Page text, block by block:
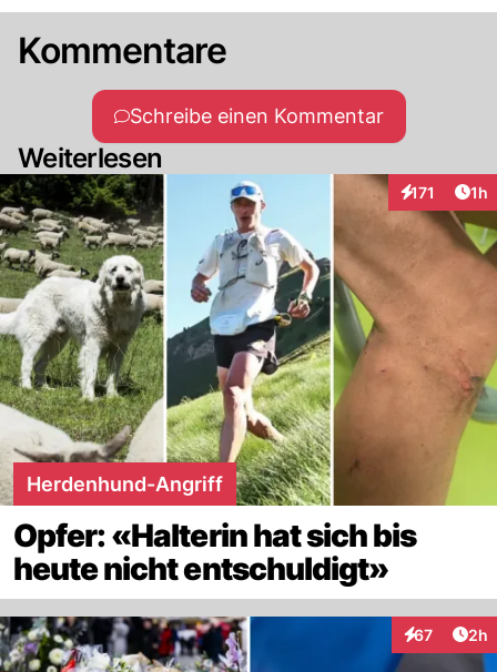
Kommentare
Schreibe einen Kommentar
Weiterlesen
171
Interaktionen
1h
Herdenhund-Angriff
Opfer: «Halterin hat sich bis
heute nicht entschuldigt»
67
Interaktionen
2h